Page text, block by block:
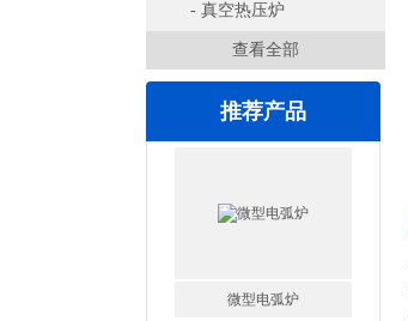
- 真空热压炉
查看全部
推荐产品
高腐蚀熔炼炉